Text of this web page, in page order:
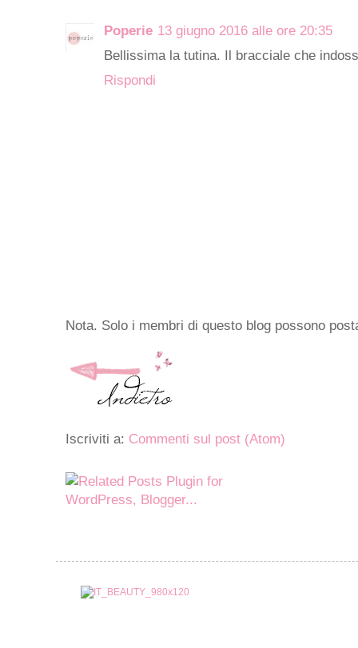
Poperie 13 giugno 2016 alle ore 20:35
Bellissima la tutina. Il bracciale che
Rispondi
Nota. Solo i membri di questo blog possono
Iscriviti a: Commenti sul post (Atom)